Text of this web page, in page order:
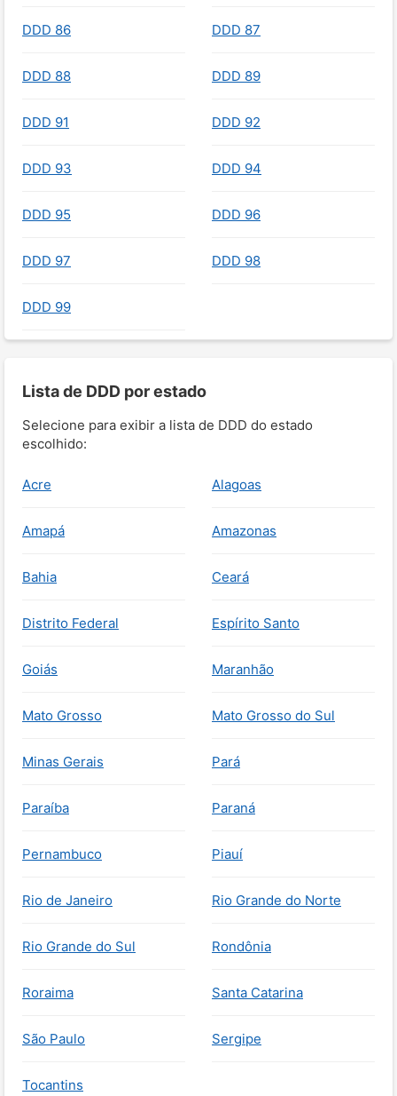
DDD 86 DDD 87
DDD 88 DDD 89
DDD 91 DDD 92
DDD 93 DDD 94
DDD 95 DDD 96
DDD 97 DDD 98
DDD 99
Lista de DDD por estado
Selecione para exibir a lista de DDD do estado
escolhido:
Acre Alagoas
Amapá Amazonas
Bahia Ceará
Distrito Federal Espírito Santo
Goiás Maranhão
Mato Grosso Mato Grosso do Sul
Minas Gerais Pará
Paraíba Paraná
Pernambuco Piauí
Rio de Janeiro Rio Grande do Norte
Rio Grande do Sul Rondônia
Roraima Santa Catarina
São Paulo Sergipe
Tocantins